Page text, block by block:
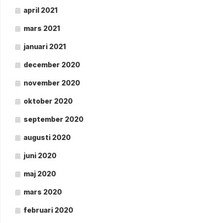
april 2021
mars 2021
januari 2021
december 2020
november 2020
oktober 2020
september 2020
augusti 2020
juni 2020
maj 2020
mars 2020
februari 2020